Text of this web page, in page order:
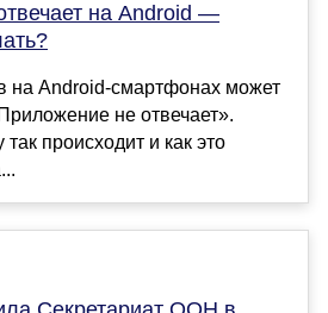
на Android —
на Android-смартфонах может
не отвечает».
происходит и как это